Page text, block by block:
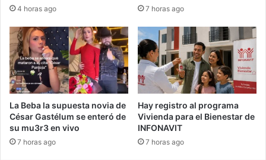
4 horas ago 7 horas ago
La Beba la supuesta novia de
César Gastélum se enteró de
su mu3r3 en vivo
7 horas ago
Hay registro al programa
Vivienda para el Bienestar de
INFONAVIT
7 horas ago